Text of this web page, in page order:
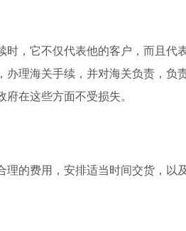
时，它不仅代表他的客户，而且代
办理海关手续，并对海关负责，负
在这些方面不受损失。
理的费用，安排适当时间交货，以